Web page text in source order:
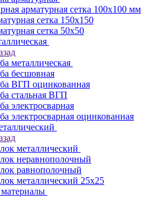
арматурная сетка 100х100 мм
сетка 150х150
сетка 50х50
металлическая
бесшовная
ВГП оцинкованная
стальная ВГП
электросварная
электросварная оцинкованная
металлический
неравнополочный
равнополочный
металлический 25х25